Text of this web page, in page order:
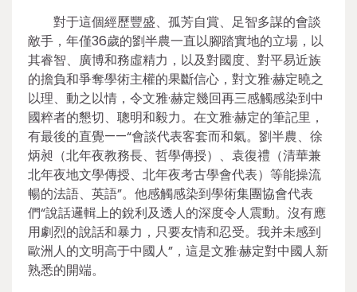
對于這個經歷豐盛、孤芳自賞、足智多謀的會談
敵手，年僅36歲的劉半農一直以腳踏實地的立場，以
其睿智、廣博和務虛精力，以及對國度、對平易近族
的擔負和爭奪學術主權的果斷信心，對文雅·赫定曉之
以理、動之以情，令文雅·赫定幾回再三感觸感染到中
國粹者的懇切、聰明和毅力。在文雅·赫定的筆記里，
有最後的直覺——“會談代表客套而和氣。劉半農、徐
炳昶（北年夜教務長、哲學傳授）、袁復禮（清華兼
北年夜地文學傳授、北年夜考古學會代表）等能操流
暢的法語、英語”。他感觸感染到學術集團協會代表
們“說話邏輯上的銳利及透人的深度令人震動。沒有應
用劇烈的說話和暴力，只要友情和忍受。我并未感到
歐洲人的文明高于中國人”，這是文雅·赫定對中國人新
熟悉的開端。